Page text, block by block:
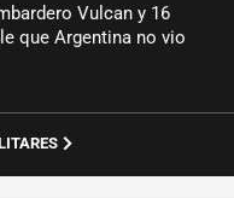
Vulcan y 16
que Argentina no vio